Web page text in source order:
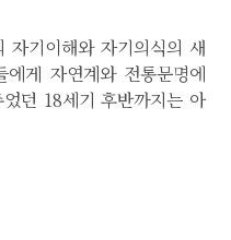
자기이해와 자기의식의 새
게 자연계와 전통문명에
던 18세기 후반까지는 아